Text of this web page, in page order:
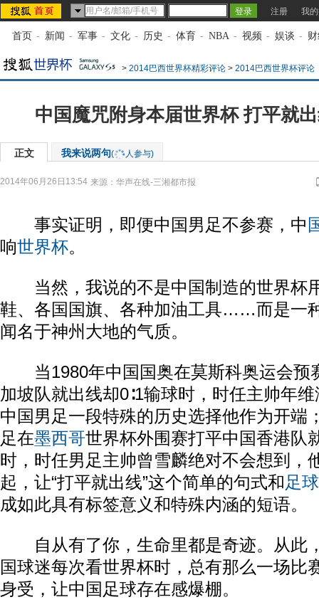
注册 我
首页 - 新闻 - 军事 - 文化 - 历史 - 体育 - NBA - 视频 - 娱谈 -
> 2014巴西世界杯精彩评论 > 2014巴西世界杯评论
中国魔咒附身本届世界杯 打平就
正文 我来说两句( 人参与)
2014年06月26日13:54 来源： 华声在线-三湘都市报
事实证明，即便中国男足不参赛，中
响世界杯。
当然，我说的不是中国制造的世界杯
鞋、各国国旗、各种加油工具……而是一
闻名于神州大地的气质。
当1980年中国国奥在莫斯科奥运会预
加坡队就出线却0∶1输球时，时任主帅年
中国男足一段特殊的历史选择他作为开端
足在墨西哥世界杯外围赛打平中国香港队
时，时任男足主帅曾雪麟绝对不会想到，
起，让“打平就出线”这个简单的句式和足球
成如此具有标签意义和特殊内涵的短语。
自从有了你，生命里都是奇迹。从此
国球迷每次看世界杯时，总有那么一场比
身受，让中国足球存在感爆棚。